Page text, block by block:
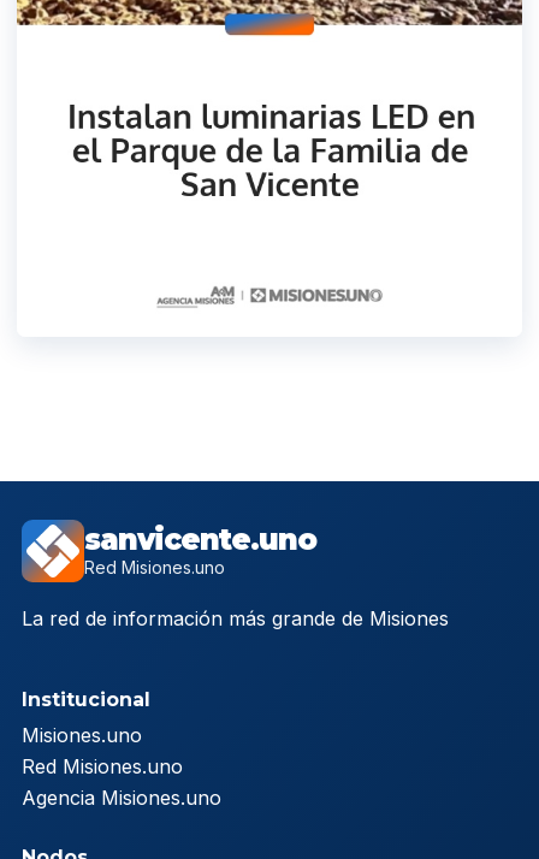
sanvicente.uno
Red Misiones.uno
La red de información más grande de Misiones
Institucional
Misiones.uno
Red Misiones.uno
Agencia Misiones.uno